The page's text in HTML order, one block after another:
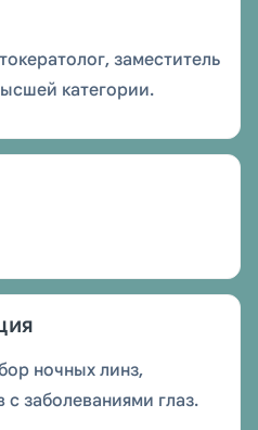
заместитель
категории.
ночных линз,
заболеваниями глаз.